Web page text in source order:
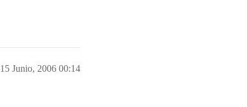
15 Junio, 2006 00:14